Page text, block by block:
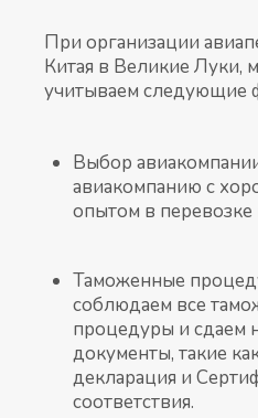
При организации
Китая в Великие Луки,
учитываем следующие
Выбор
авиакомпанию с
опытом в перевозке
Таможенные
соблюдаем все
процедуры и сдаем
документы, такие
декларация и
соответствия.